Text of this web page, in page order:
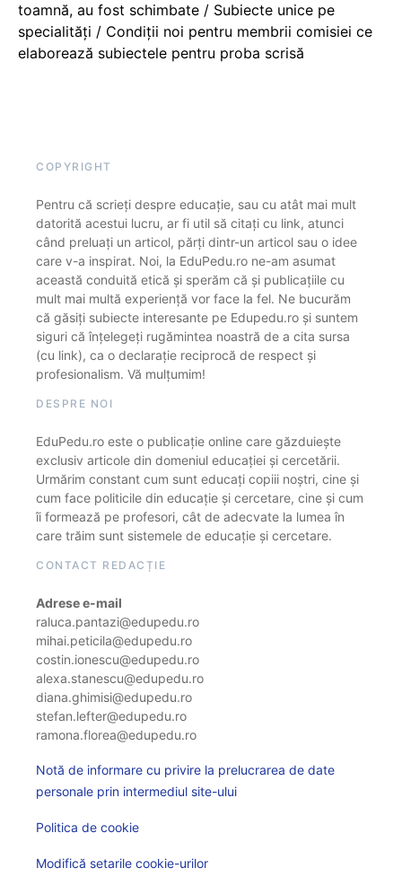
toamnă, au fost schimbate / Subiecte unice pe
specialități / Condiții noi pentru membrii comisiei ce
elaborează subiectele pentru proba scrisă
COPYRIGHT
Pentru că scrieți despre educație, sau cu atât mai mult
datorită acestui lucru, ar fi util să citați cu link, atunci
când preluați un articol, părți dintr-un articol sau o idee
care v-a inspirat. Noi, la EduPedu.ro ne-am asumat
această conduită etică și sperăm că și publicațiile cu
mult mai multă experiență vor face la fel. Ne bucurăm
că găsiți subiecte interesante pe Edupedu.ro și suntem
siguri că înțelegeți rugămintea noastră de a cita sursa
(cu link), ca o declarație reciprocă de respect și
profesionalism. Vă mulțumim!
DESPRE NOI
EduPedu.ro este o publicație online care găzduiește
exclusiv articole din domeniul educației și cercetării.
Urmărim constant cum sunt educați copiii noștri, cine și
cum face politicile din educație și cercetare, cine și cum
îi formează pe profesori, cât de adecvate la lumea în
care trăim sunt sistemele de educație și cercetare.
CONTACT REDACȚIE
Adrese e-mail
raluca.pantazi@edupedu.ro
mihai.peticila@edupedu.ro
costin.ionescu@edupedu.ro
alexa.stanescu@edupedu.ro
diana.ghimisi@edupedu.ro
stefan.lefter@edupedu.ro
ramona.florea@edupedu.ro
Notă de informare cu privire la prelucrarea de date
personale prin intermediul site-ului
Politica de cookie
Modifică setarile cookie-urilor